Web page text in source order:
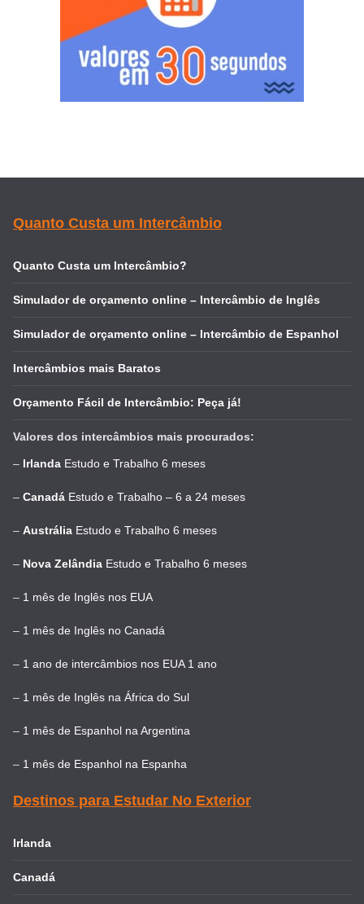
Quanto Custa um Intercâmbio
Quanto Custa um Intercâmbio?
Simulador de orçamento online – Intercâmbio de Inglês
Simulador de orçamento online – Intercâmbio de Espanhol
Intercâmbios mais Baratos
Orçamento Fácil de Intercâmbio: Peça já!
Valores dos intercâmbios mais procurados:
– Irlanda Estudo e Trabalho 6 meses
– Canadá Estudo e Trabalho – 6 a 24 meses
– Austrália Estudo e Trabalho 6 meses
– Nova Zelândia Estudo e Trabalho 6 meses
– 1 mês de Inglês nos EUA
– 1 mês de Inglês no Canadá
– 1 ano de intercâmbios nos EUA 1 ano
– 1 mês de Inglês na África do Sul
– 1 mês de Espanhol na Argentina
– 1 mês de Espanhol na Espanha
Destinos para Estudar No Exterior
Irlanda
Canadá